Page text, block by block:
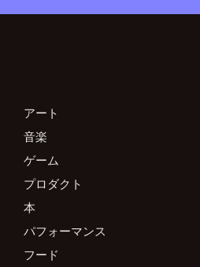
アート
音楽
ゲーム
プロダクト
本
パフォーマンス
フード